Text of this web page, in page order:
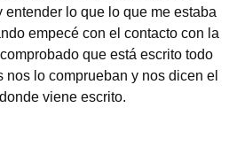
entender lo que lo que me estaba
empecé con el contacto con la
que está escrito todo
nos lo comprueban y nos dicen el
viene escrito.